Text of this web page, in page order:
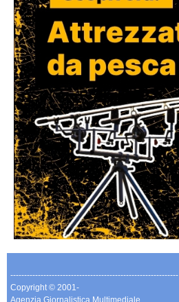
-------------------------------------------------------------
Copyright © 2001-